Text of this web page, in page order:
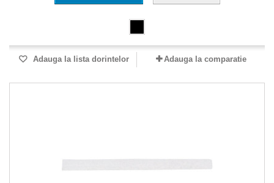
Adauga la lista dorintelor Adauga la comparatie